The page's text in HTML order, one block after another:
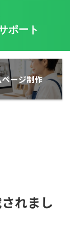
ポート
ージ制作
れまし